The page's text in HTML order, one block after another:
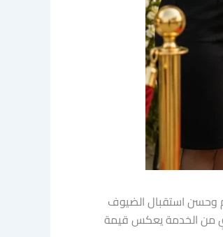
وحسن استقبال الضيوف
من الخدمة يعكس قيمة